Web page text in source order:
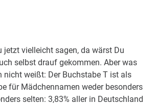
jetzt vielleicht sagen, da wärst Du
selbst drauf gekommen. Aber was
nicht weißt: Der Buchstabe T ist als
für Mädchennamen weder besonders
selten: 3,83% aller in Deutschland